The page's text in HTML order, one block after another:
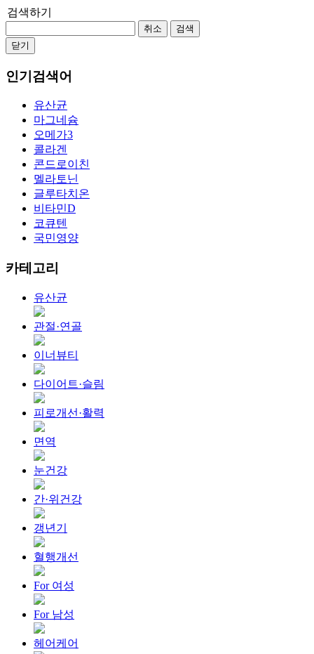
검색하기
취소
검색
닫기
인기검색어
유산균
마그네슘
오메가3
콜라겐
콘드로이친
멜라토닌
글루타치온
비타민D
코큐텐
국민영양
카테고리
유산균
관절·연골
이너뷰티
다이어트·슬림
피로개선·활력
면역
눈건강
간·위건강
갱년기
혈행개선
For 여성
For 남성
헤어케어